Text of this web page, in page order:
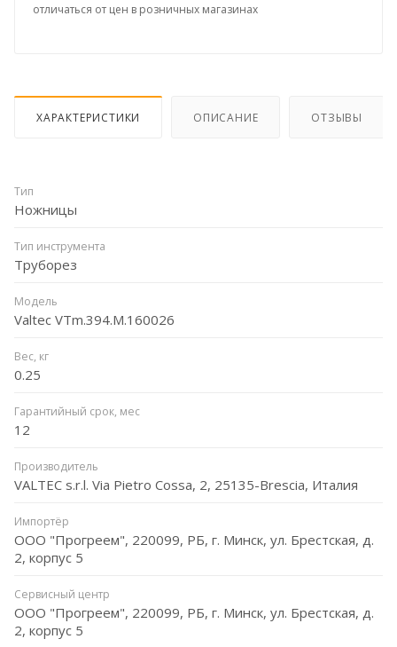
отличаться от цен в розничных магазинах
ХАРАКТЕРИСТИКИ ОПИСАНИЕ ОТЗЫВЫ
Тип
Ножницы
Тип инструмента
Труборез
Модель
Valtec VTm.394.M.160026
Вес, кг
0.25
Гарантийный срок, мес
12
Производитель
VALTEC s.r.l. Via Pietro Cossa, 2, 25135-Brescia, Италия
Импортёр
ООО "Прогреем", 220099, РБ, г. Минск, ул. Брестская, д.
2, корпус 5
Сервисный центр
ООО "Прогреем", 220099, РБ, г. Минск, ул. Брестская, д.
2, корпус 5